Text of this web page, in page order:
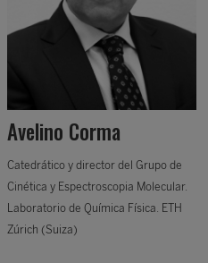
Avelino Corma
Catedrático y director del Grupo de
Cinética y Espectroscopia Molecular.
Laboratorio de Química Física. ETH
Zúrich (Suiza)